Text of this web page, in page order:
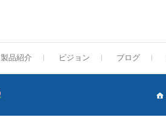
製品紹介 ビジョン ブログ